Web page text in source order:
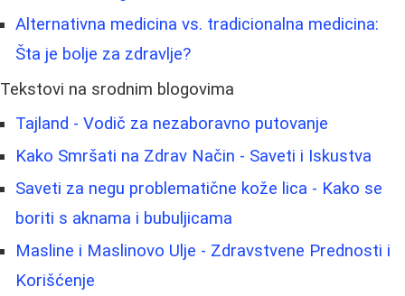
Alternativna medicina vs. tradicionalna medicina:
Šta je bolje za zdravlje?
Tekstovi na srodnim blogovima
Tajland - Vodič za nezaboravno putovanje
Kako Smršati na Zdrav Način - Saveti i Iskustva
Saveti za negu problematične kože lica - Kako se
boriti s aknama i bubuljicama
Masline i Maslinovo Ulje - Zdravstvene Prednosti i
Korišćenje